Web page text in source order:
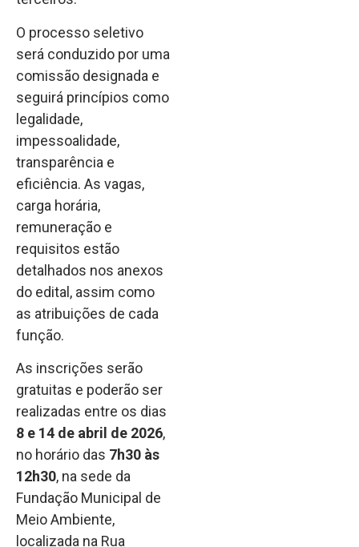
O processo seletivo
será conduzido por uma
comissão designada e
seguirá princípios como
legalidade,
impessoalidade,
transparência e
eficiência. As vagas,
carga horária,
remuneração e
requisitos estão
detalhados nos anexos
do edital, assim como
as atribuições de cada
função.
As inscrições serão
gratuitas e poderão ser
realizadas entre os dias
8 e 14 de abril de 2026,
no horário das 7h30 às
12h30, na sede da
Fundação Municipal de
Meio Ambiente,
localizada na Rua